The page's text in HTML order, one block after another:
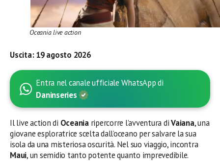
Oceania live action
Uscita: 19 agosto 2026
Entra nel canale ufficiale WhatsApp di
Daninseries
Il live action di Oceaniaripercorre l’avventura diVaiana, una
giovane esploratrice scelta dall’oceano per salvare la sua
isola da una misteriosa oscurità. Nel suo viaggio, incontra
Maui, un semidio tanto potente quanto imprevedibile.